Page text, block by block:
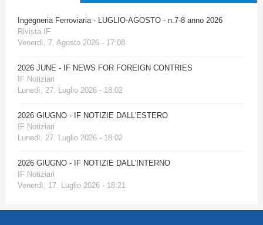
Ingegneria Ferroviaria - LUGLIO-AGOSTO - n.7-8 anno 2026
Rivista IF
Venerdì, 7. Agosto 2026 - 17:08
2026 JUNE - IF NEWS FOR FOREIGN CONTRIES
IF Notiziari
Lunedì, 27. Luglio 2026 - 18:02
2026 GIUGNO - IF NOTIZIE DALL'ESTERO
IF Notiziari
Lunedì, 27. Luglio 2026 - 18:02
2026 GIUGNO - IF NOTIZIE DALL'INTERNO
IF Notiziari
Venerdì, 17. Luglio 2026 - 18:21